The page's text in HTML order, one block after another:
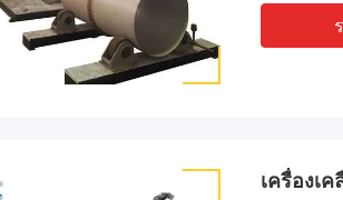
เครื่องเ